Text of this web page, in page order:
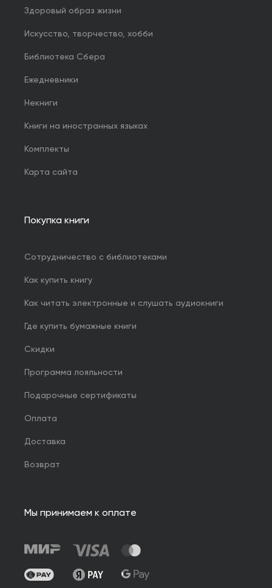
Здоровый образ жизни
Искусство, творчество, хобби
Библиотека Сбера
Ежедневники
Некниги
Книги на иностранных языках
Комплекты
Карта сайта
Покупка книги
Сотрудничество с библиотеками
Как купить книгу
Как читать электронные и слушать аудиокниги
Где купить бумажные книги
Скидки
Программа лояльности
Подарочные сертификаты
Оплата
Доставка
Возврат
Мы принимаем к оплате